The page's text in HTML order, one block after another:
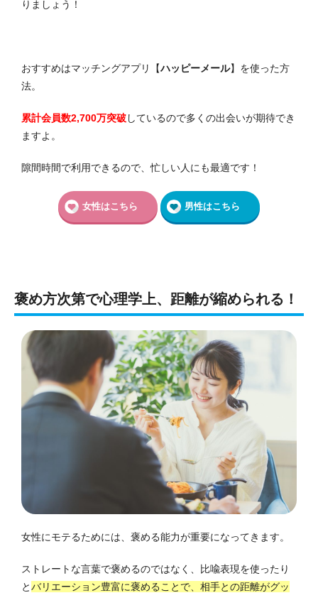
りましょう！
おすすめはマッチングアプリ【ハッピーメール】を使った方
法。
累計会員数2,700万突破しているので多くの出会いが期待でき
ますよ。
隙間時間で利用できるので、忙しい人にも最適です！
女性はこちら 男性はこちら
褒め方次第で心理学上、距離が縮められる！
女性にモテるためには、褒める能力が重要になってきます。
ストレートな言葉で褒めるのではなく、比喩表現を使ったり
とバリエーション豊富に褒めることで、相手との距離がグッ